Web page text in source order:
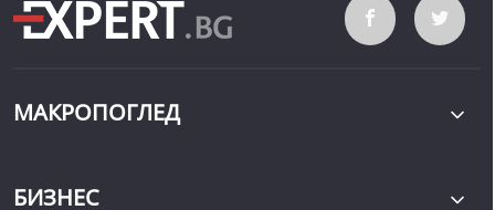
МАКРОПОГЛЕД
БИЗНЕС